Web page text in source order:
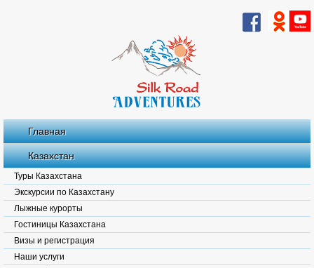
Главная
Казахстан
Туры Казахстана
Экскурсии по Казахстану
Лыжные курорты
Гостиницы Казахстана
Визы и регистрация
Наши услуги